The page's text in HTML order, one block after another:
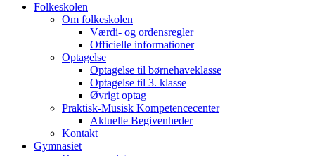
Folkeskolen
Om folkeskolen
Værdi- og ordensregler
Officielle informationer
Optagelse
Optagelse til børnehaveklasse
Optagelse til 3. klasse
Øvrigt optag
Praktisk-Musisk Kompetencecenter
Aktuelle Begivenheder
Kontakt
Gymnasiet